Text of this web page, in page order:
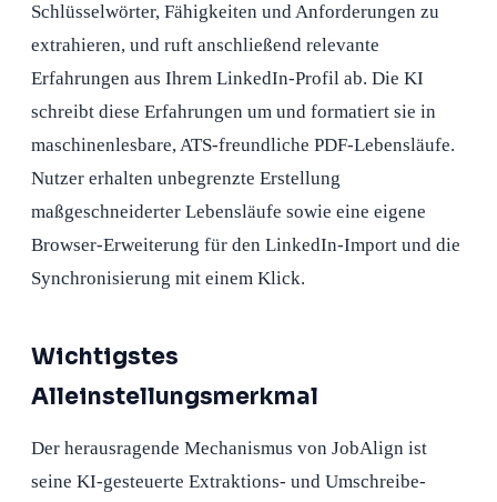
Schlüsselwörter, Fähigkeiten und Anforderungen zu
extrahieren, und ruft anschließend relevante
Erfahrungen aus Ihrem LinkedIn-Profil ab. Die KI
schreibt diese Erfahrungen um und formatiert sie in
maschinenlesbare, ATS-freundliche PDF-Lebensläufe.
Nutzer erhalten unbegrenzte Erstellung
maßgeschneiderter Lebensläufe sowie eine eigene
Browser-Erweiterung für den LinkedIn-Import und die
Synchronisierung mit einem Klick.
Wichtigstes
Alleinstellungsmerkmal
Der herausragende Mechanismus von JobAlign ist
seine KI-gesteuerte Extraktions- und Umschreibe-